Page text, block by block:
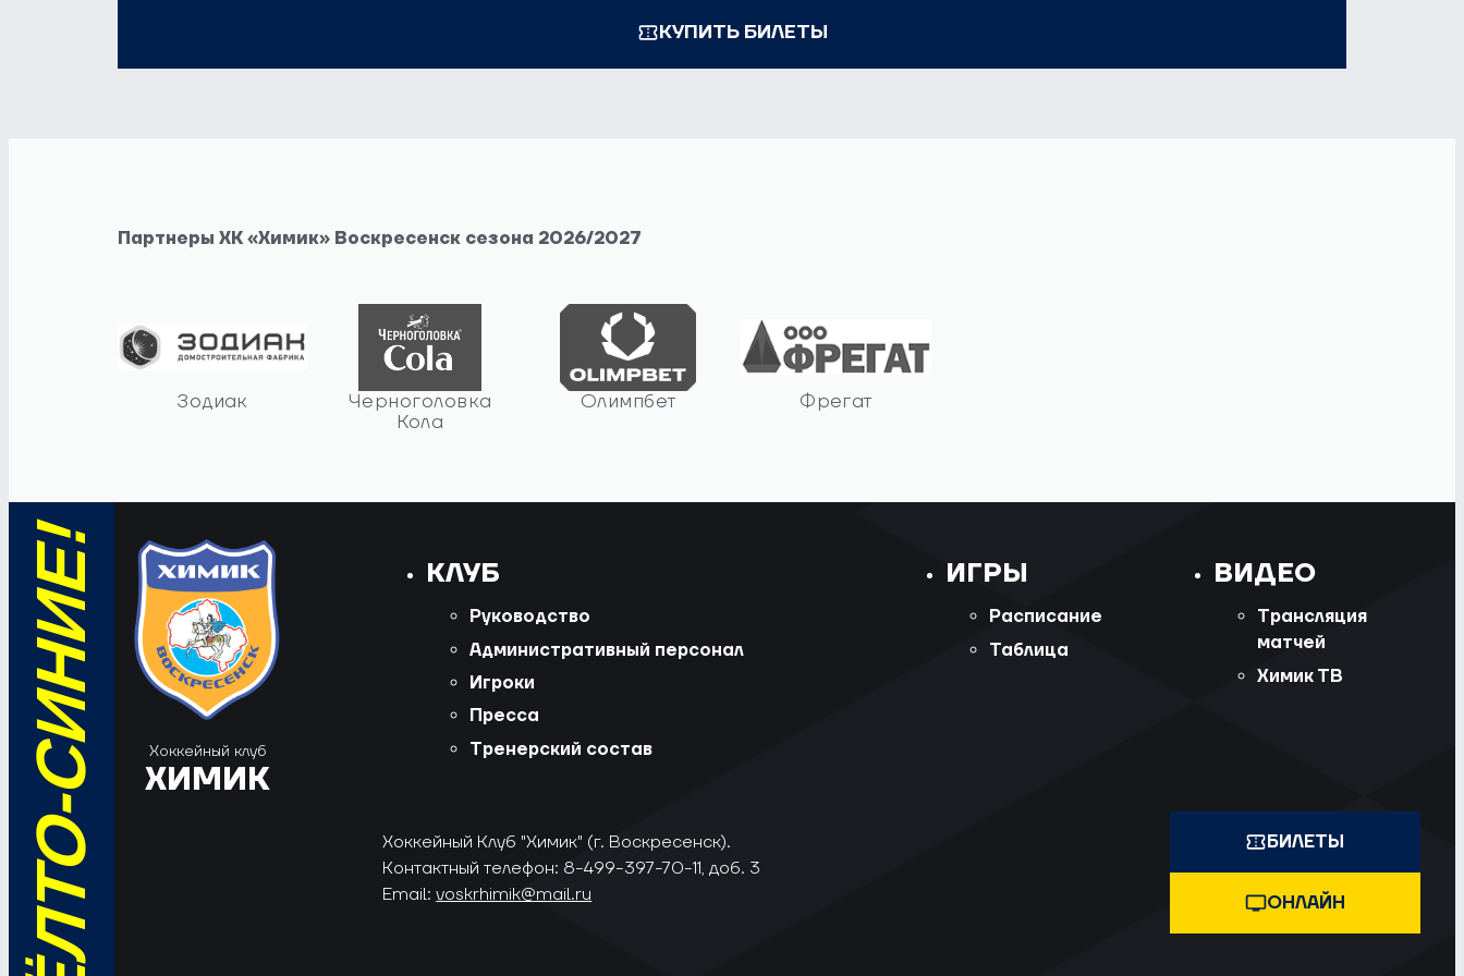
КУПИТЬ БИЛЕТЫ
Партнеры ХК «Химик» Воскресенск сезона 2026/2027
Зодиак
Черноголовка
Кола
Олимпбет Фрегат
Хоккейный клуб
ХИМИК
КЛУБ
Руководство
Административный персонал
Игроки
Пресса
Тренерский состав
ИГРЫ
Расписание
Таблица
ВИДЕО
Трансляция
матчей
Химик ТВ
Хоккейный Клуб "Химик" (г. Воскресенск).
Контактный телефон: 8-499-397-70-11, доб. 3
Email:voskrhimik@mail.ru
БИЛЕТЫ
ОНЛАЙН